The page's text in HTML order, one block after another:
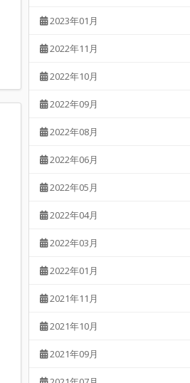
2023年01月
2022年11月
2022年10月
2022年09月
2022年08月
2022年06月
2022年05月
2022年04月
2022年03月
2022年01月
2021年11月
2021年10月
2021年09月